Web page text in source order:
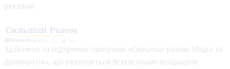
реклами.
Здійснено за підтримки програми «Сильніші разом: Медіа та
Демократія», що реалізується Всесвітньою асоціацією